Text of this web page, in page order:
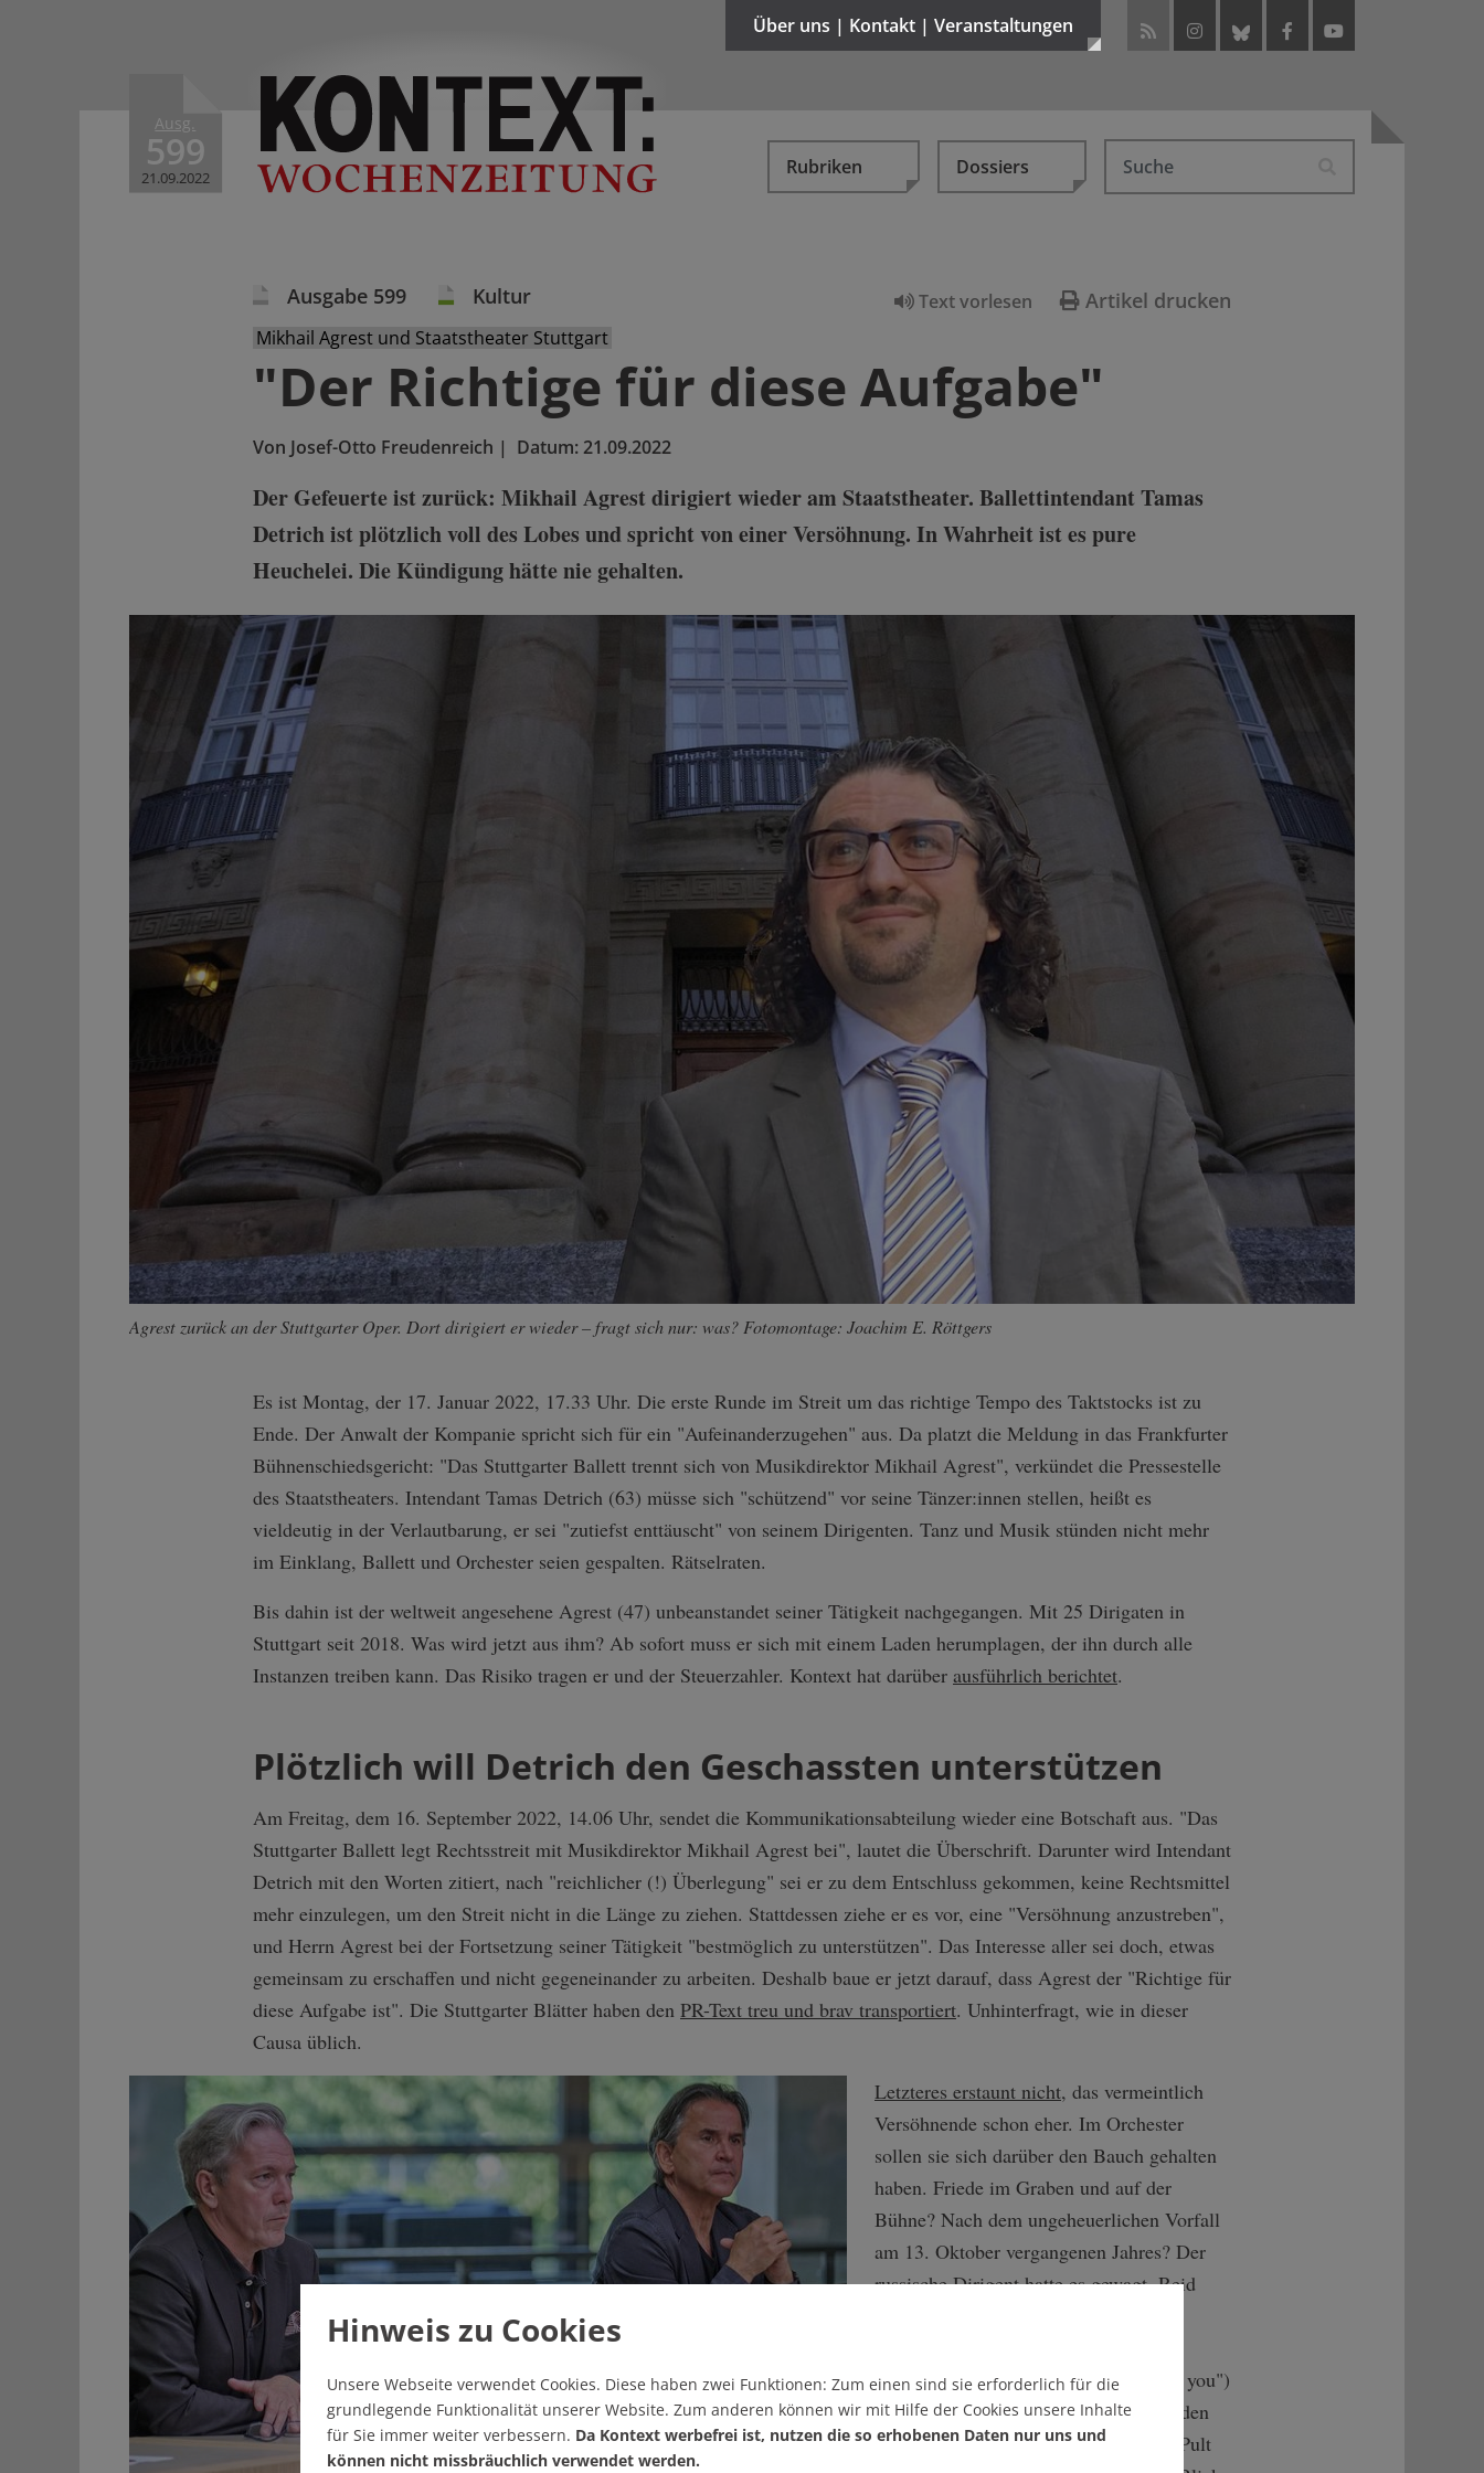
Ausg.
599
21.09.2022
Über uns | Kontakt | Veranstaltungen
Rubriken Dossiers
Text vorlesen Artikel drucken
Ausgabe 599 Kultur
Mikhail Agrest und Staatstheater Stuttgart
"Der Richtige für diese Aufgabe"
Von Josef-Otto Freudenreich | Datum:21.09.2022
Der Gefeuerte ist zurück: Mikhail Agrest dirigiert wieder am Staatstheater. Ballettintendant Tamas
Detrich ist plötzlich voll des Lobes und spricht von einer Versöhnung. In Wahrheit ist es pure
Heuchelei. Die Kündigung hätte nie gehalten.
Agrest zurück an der Stuttgarter Oper. Dort dirigiert er wieder – fragt sich nur: was? Fotomontage: Joachim E. Röttgers
Es ist Montag, der 17. Januar 2022, 17.33 Uhr. Die erste Runde im Streit um das richtige Tempo des Taktstocks ist zu
Ende. Der Anwalt der Kompanie spricht sich für ein "Aufeinanderzugehen" aus. Da platzt die Meldung in das Frankfurter
Bühnenschiedsgericht: "Das Stuttgarter Ballett trennt sich von Musikdirektor Mikhail Agrest", verkündet die Pressestelle
des Staatstheaters. Intendant Tamas Detrich (63) müsse sich "schützend" vor seine Tänzer:innen stellen, heißt es
vieldeutig in der Verlautbarung, er sei "zutiefst enttäuscht" von seinem Dirigenten. Tanz und Musik stünden nicht mehr
im Einklang, Ballett und Orchester seien gespalten. Rätselraten.
Bis dahin ist der weltweit angesehene Agrest (47) unbeanstandet seiner Tätigkeit nachgegangen. Mit 25 Dirigaten in
Stuttgart seit 2018. Was wird jetzt aus ihm? Ab sofort muss er sich mit einem Laden herumplagen, der ihn durch alle
Instanzen treiben kann. Das Risiko tragen er und der Steuerzahler. Kontext hat darüber ausführlich berichtet.
Plötzlich will Detrich den Geschassten unterstützen
Am Freitag, dem 16. September 2022, 14.06 Uhr, sendet die Kommunikationsabteilung wieder eine Botschaft aus. "Das
Stuttgarter Ballett legt Rechtsstreit mit Musikdirektor Mikhail Agrest bei", lautet die Überschrift. Darunter wird Intendant
Detrich mit den Worten zitiert, nach "reichlicher (!) Überlegung" sei er zu dem Entschluss gekommen, keine Rechtsmittel
mehr einzulegen, um den Streit nicht in die Länge zu ziehen. Stattdessen ziehe er es vor, eine "Versöhnung anzustreben",
und Herrn Agrest bei der Fortsetzung seiner Tätigkeit "bestmöglich zu unterstützen". Das Interesse aller sei doch, etwas
gemeinsam zu erschaffen und nicht gegeneinander zu arbeiten. Deshalb baue er jetzt darauf, dass Agrest der "Richtige für
diese Aufgabe ist". Die Stuttgarter Blätter haben den PR-Text treu und brav transportiert. Unhinterfragt, wie in dieser
Causa üblich.
Letzteres erstaunt nicht, das vermeintlich
Versöhnende schon eher. Im Orchester
sollen sie sich darüber den Bauch gehalten
haben. Friede im Graben und auf der
Bühne? Nach dem ungeheuerlichen Vorfall
am 13. Oktober vergangenen Jahres? Der
russische Dirigent hatte es gewagt, Reid
Schattenintendant("You do what I tell you")
ausgerastet war, und sich die amtierenden
Chefs bemüßigt sahen, den Mann am Pult
Hinweis zu Cookies
Unsere Webseite verwendet Cookies. Diese haben zwei Funktionen: Zum einen sind sie erforderlich für die
grundlegende Funktionalität unserer Website. Zum anderen können wir mit Hilfe der Cookies unsere Inhalte
für Sie immer weiter verbessern. Da Kontext werbefrei ist, nutzen die so erhobenen Daten nur uns und
können nicht missbräuchlich verwendet werden.